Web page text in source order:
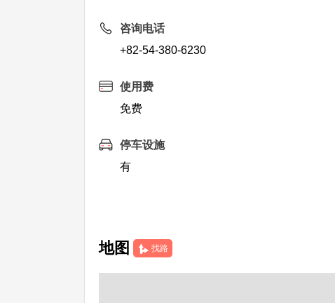
咨询电话
+82-54-380-6230
使用费
免费
停车设施
有
地图 找路